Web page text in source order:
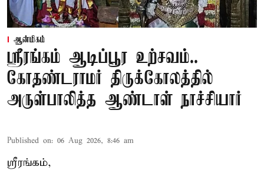
ஆன்மிகம்
ஸ்ரீரங்கம் ஆடிப்பூர உற்சவம்..
கோதண்டராமர் திருக்கோலத்தில்
அருள்பாலித்த ஆண்டாள் நாச்சியார்
Published on: 06 Aug 2026, 8:46 am
ஸ்ரீரங்கம்,